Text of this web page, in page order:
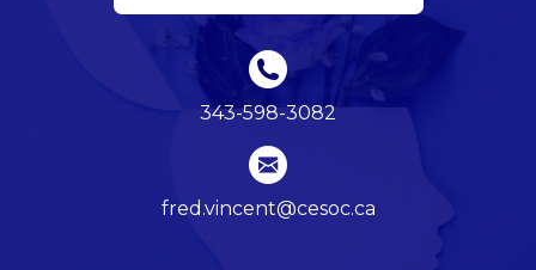
343-598-3082
fred.vincent@cesoc.ca